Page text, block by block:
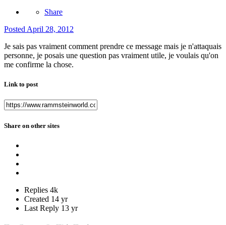
Share
Posted April 28, 2012
Je sais pas vraiment comment prendre ce message mais je n'attaquais
personne, je posais une question pas vraiment utile, je voulais qu'on
me confirme la chose.
Link to post
Share on other sites
Replies 4k
Created 14 yr
Last Reply 13 yr